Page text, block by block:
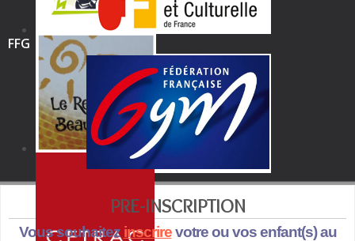
FFG
PRE-INSCRIPTION
Vous souhaitez inscrirevotre ou vos enfant(s) au